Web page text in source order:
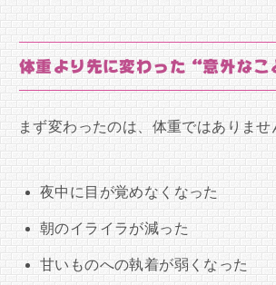
体重より先に変わった“意外なこ
まず変わったのは、体重ではありませ
夜中に目が覚めなくなった
朝のイライラが減った
甘いものへの執着が弱くなった